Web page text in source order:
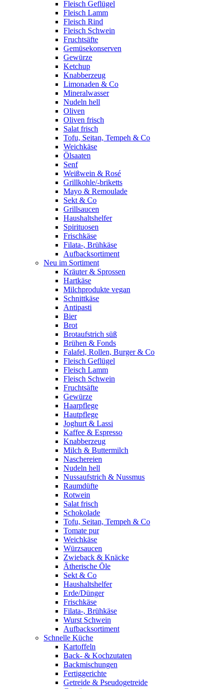
Fleisch Geflügel
Fleisch Lamm
Fleisch Rind
Fleisch Schwein
Fruchtsäfte
Gemüsekonserven
Gewürze
Ketchup
Knabberzeug
Limonaden & Co
Mineralwasser
Nudeln hell
Oliven
Oliven frisch
Salat frisch
Tofu, Seitan, Tempeh & Co
Weichkäse
Ölsaaten
Senf
Weißwein & Rosé
Grillkohle/-briketts
Mayo & Remoulade
Sekt & Co
Grillsaucen
Haushaltshelfer
Spirituosen
Frischkäse
Filata-, Brühkäse
Aufbacksortiment
Neu im Sortiment
Kräuter & Sprossen
Hartkäse
Milchprodukte vegan
Schnittkäse
Antipasti
Bier
Brot
Brotaufstrich süß
Brühen & Fonds
Falafel, Rollen, Burger & Co
Fleisch Geflügel
Fleisch Lamm
Fleisch Schwein
Fruchtsäfte
Gewürze
Haarpflege
Hautpflege
Joghurt & Lassi
Kaffee & Espresso
Knabberzeug
Milch & Buttermilch
Naschereien
Nudeln hell
Nussaufstrich & Nussmus
Raumdüfte
Rotwein
Salat frisch
Schokolade
Tofu, Seitan, Tempeh & Co
Tomate pur
Weichkäse
Würzsaucen
Zwieback & Knäcke
Ätherische Öle
Sekt & Co
Haushaltshelfer
Erde/Dünger
Frischkäse
Filata-, Brühkäse
Wurst Schwein
Aufbacksortiment
Schnelle Küche
Kartoffeln
Back- & Kochzutaten
Backmischungen
Fertiggerichte
Getreide & Pseudogetreide